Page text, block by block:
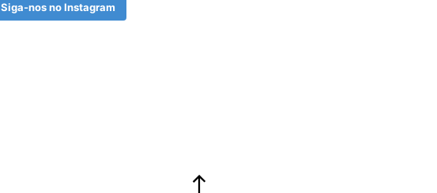
Siga-nos no Instagram